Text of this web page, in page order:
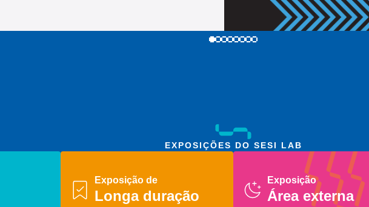
EXPOSIÇÕES DO SESI LAB
Exposição de
Longa duração
Exposição
Área externa